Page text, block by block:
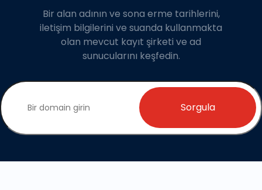
Bir alan adının ve sona erme tarihlerini,
iletişim bilgilerini ve suanda kullanmakta
olan mevcut kayıt şirketi ve ad
sunucularını keşfedin.
Sorgula